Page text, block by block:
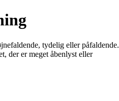
tydelig eller påfaldende.
der er meget åbenlyst eller